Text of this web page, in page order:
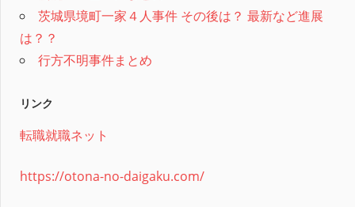
茨城県境町一家４人事件 その後は？ 最新など進展
は？？
行方不明事件まとめ
リンク
転職就職ネット
https://otona-no-daigaku.com/